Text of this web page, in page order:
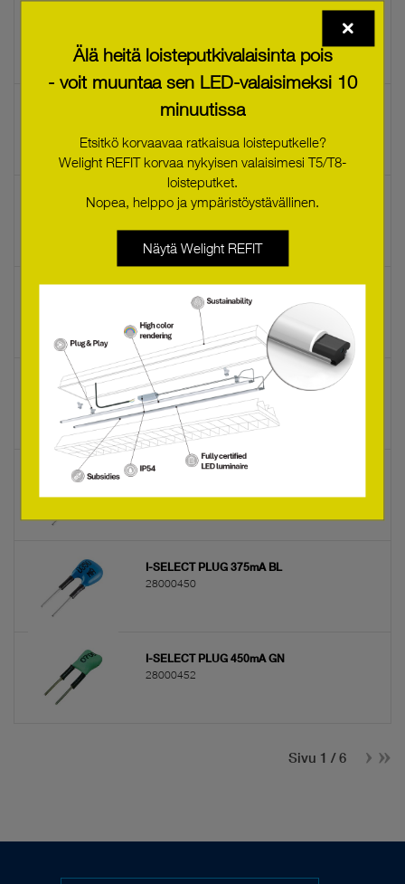
I-SELECT PLUG 950mA BR
I-SELECT PLUG 175mA BL
28000447
I-SELECT PLUG 225mA BL
28000448
I-SELECT PLUG 325mA BL
I-SELECT PLUG 375mA BL
28000450
I-SELECT PLUG 450mA GN
28000452
Sivu 1 / 6
Älä heitä loisteputkivalaisinta pois
- voit muuntaa sen LED-valaisimeksi 10
minuutissa
Etsitkö korvaavaa ratkaisua loisteputkelle?
Welight REFIT korvaa nykyisen valaisimesi T5/T8-
loisteputket.
Nopea, helppo ja ympäristöystävällinen.
Näytä Welight REFIT